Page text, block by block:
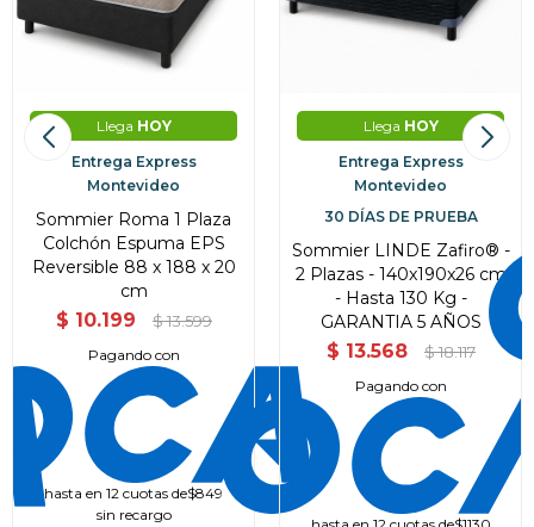
Llega HOY
Entrega Express
Montevideo
Sommier Roma 1 Plaza
Colchón Espuma EPS
Reversible 88 x 188 x 20
cm
$ 10.199 $ 13.599
Pagando con
hasta en 12 cuotas de$849
sin recargo
Llega HOY
Entrega Express
Montevideo
30 DÍAS DE PRUEBA
Sommier LINDE Zafiro® -
2 Plazas - 140x190x26 cm
- Hasta 130 Kg -
GARANTIA 5 AÑOS
$ 13.568 $ 18.117
Pagando con